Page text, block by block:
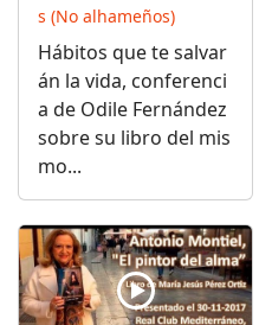
s (No alhameños)
Hábitos que te salvar
án la vida, conferenci
a de Odile Fernández
sobre su libro del mis
mo...